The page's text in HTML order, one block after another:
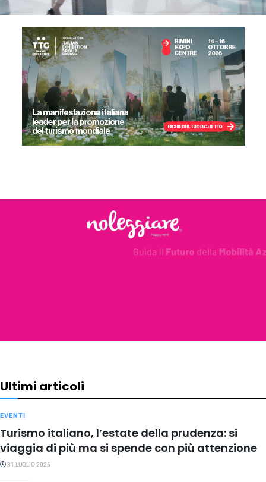
Ultimi articoli
EVENTI
Turismo italiano, l’estate della prudenza: si
viaggia di più ma si spende con più attenzione
31 LUGLIO 2026